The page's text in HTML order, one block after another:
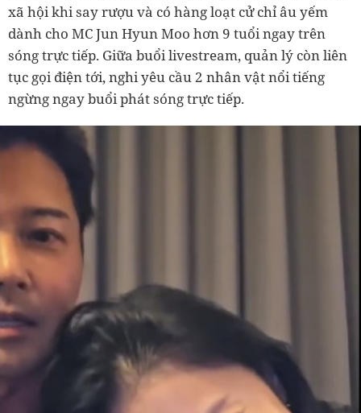
xã hội khi say rượu và có hàng loạt cử chỉ âu yếm
dành cho MC Jun Hyun Moo hơn 9 tuổi ngay trên
sóng trực tiếp. Giữa buổi livestream, quản lý còn liên
tục gọi điện tới, nghi yêu cầu 2 nhân vật nổi tiếng
ngừng ngay buổi phát sóng trực tiếp.